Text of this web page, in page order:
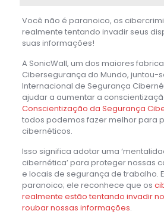
Você não é paranoico, os
realmente tentando invadir seus
suas informações!
A SonicWall, um dos maiores
Cibersegurança do Mundo, juntou-
Internacional de Segurança
ajudar a aumentar a
Conscientização da Segurança
todos podemos fazer melhor para
cibernéticos.
Isso significa adotar uma
cibernética’ para proteger nossas
e locais de segurança de trabalho.
paranoico; ele reconhece que os
realmente estão tentando invadir
roubar nossas informações.